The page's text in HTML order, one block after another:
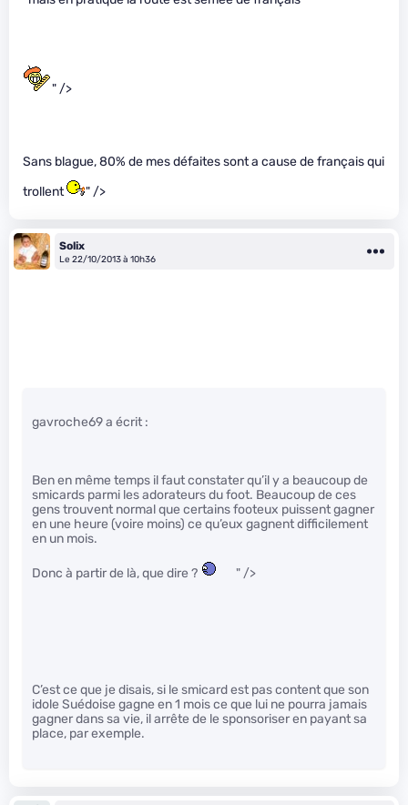
" />
Sans blague, 80% de mes défaites sont a cause de français qui
trollent
" />
Solix
Le 22/10/2013 à 10h36
gavroche69 a écrit :
Ben en même temps il faut constater qu’il y a beaucoup de
smicards parmi les adorateurs du foot. Beaucoup de ces
gens trouvent normal que certains footeux puissent gagner
en une heure (voire moins) ce qu’eux gagnent difficilement
en un mois.
Donc à partir de là, que dire ? " />
C’est ce que je disais, si le smicard est pas content que son
idole Suédoise gagne en 1 mois ce que lui ne pourra jamais
gagner dans sa vie, il arrête de le sponsoriser en payant sa
place, par exemple.